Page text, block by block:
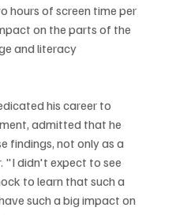
hours of screen time per
on the parts of the
and literacy
his career to
admitted that he
findings, not only as a
"I didn't expect to see
to learn that such a
such a big impact on